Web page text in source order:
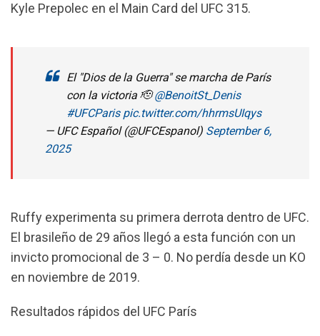
Kyle Prepolec en el Main Card del UFC 315.
El "Dios de la Guerra" se marcha de París
con la victoria 🫡@BenoitSt_Denis
#UFCParis pic.twitter.com/hhrmsUIqys
— UFC Español (@UFCEspanol) September 6,
2025
Ruffy experimenta su primera derrota dentro de UFC.
El brasileño de 29 años llegó a esta función con un
invicto promocional de 3 – 0. No perdía desde un KO
en noviembre de 2019.
Resultados rápidos del UFC París